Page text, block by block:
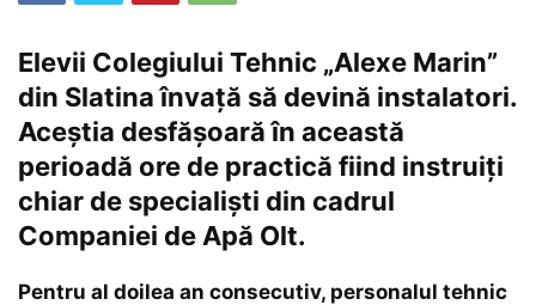
Elevii Colegiului Tehnic „Alexe Marin”
din Slatina învață să devină instalatori.
Aceștia desfășoară în această
perioadă ore de practică fiind instruiți
chiar de specialiști din cadrul
Companiei de Apă Olt.
Pentru al doilea an consecutiv, personalul tehnic